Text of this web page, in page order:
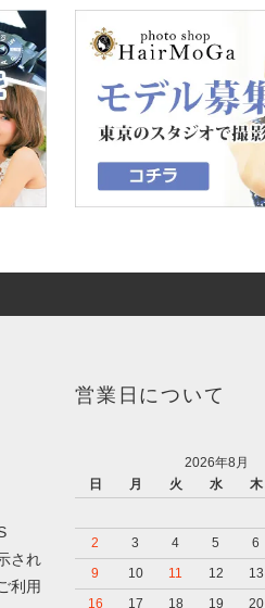
され
利用
営業日について
2026年8月
日
月 火 水 木
2
3 4 5 6
9
10 11 12 13
16
17 18 19 20